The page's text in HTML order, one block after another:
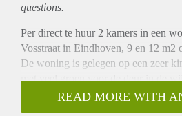
questions.
Per direct te huur 2 kamers in een
Vosstraat in Eindhoven, 9 en 12 m2
De woning is gelegen op een zeer
met veel groen voor de deur in de
nabij het centrum van Eindhoven,
PSV stadion, scholen, winkels etc. U
READ MORE WITH